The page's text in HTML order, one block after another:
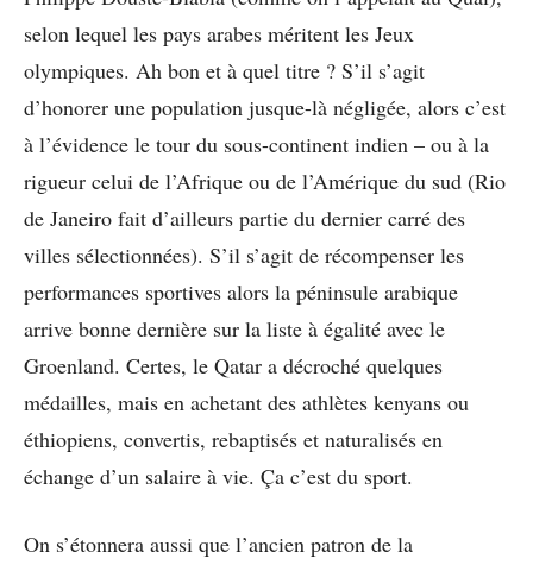
selon lequel les pays arabes méritent les Jeux
olympiques. Ah bon et à quel titre ? S’il s’agit
d’honorer une population jusque-là négligée, alors c’est
à l’évidence le tour du sous-continent indien – ou à la
rigueur celui de l’Afrique ou de l’Amérique du sud (Rio
de Janeiro fait d’ailleurs partie du dernier carré des
villes sélectionnées). S’il s’agit de récompenser les
performances sportives alors la péninsule arabique
arrive bonne dernière sur la liste à égalité avec le
Groenland. Certes, le Qatar a décroché quelques
médailles, mais en achetant des athlètes kenyans ou
éthiopiens, convertis, rebaptisés et naturalisés en
échange d’un salaire à vie. Ça c’est du sport.
On s’étonnera aussi que l’ancien patron de la